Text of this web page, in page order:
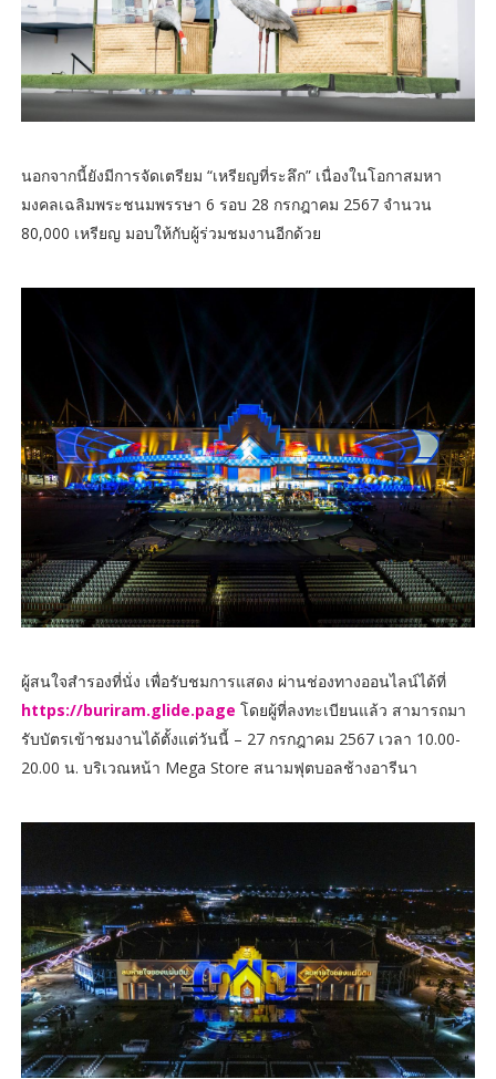
นอกจากนี้ยังมีการจัดเตรียม “เหรียญที่ระลึก” เนื่องในโอกาสมหา
มงคลเฉลิมพระชนมพรรษา 6 รอบ 28 กรกฎาคม 2567 จำนวน
80,000 เหรียญ มอบให้กับผู้ร่วมชมงานอีกด้วย
ผู้สนใจสำรองที่นั่ง เพื่อรับชมการแสดง ผ่านช่องทางออนไลน์ได้ที่
https://buriram.glide.page โดยผู้ที่ลงทะเบียนแล้ว สามารถมา
รับบัตรเข้าชมงานได้ตั้งแต่วันนี้ – 27 กรกฎาคม 2567 เวลา 10.00-
20.00 น. บริเวณหน้า Mega Store สนามฟุตบอลช้างอารีนา